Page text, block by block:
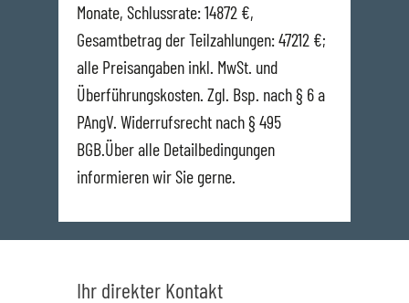
Monate, Schlussrate: 14872 €,
Gesamtbetrag der Teilzahlungen: 47212 €;
alle Preisangaben inkl. MwSt. und
Überführungskosten. Zgl. Bsp. nach § 6 a
PAngV. Widerrufsrecht nach § 495
BGB.Über alle Detailbedingungen
informieren wir Sie gerne.
Ihr direkter Kontakt